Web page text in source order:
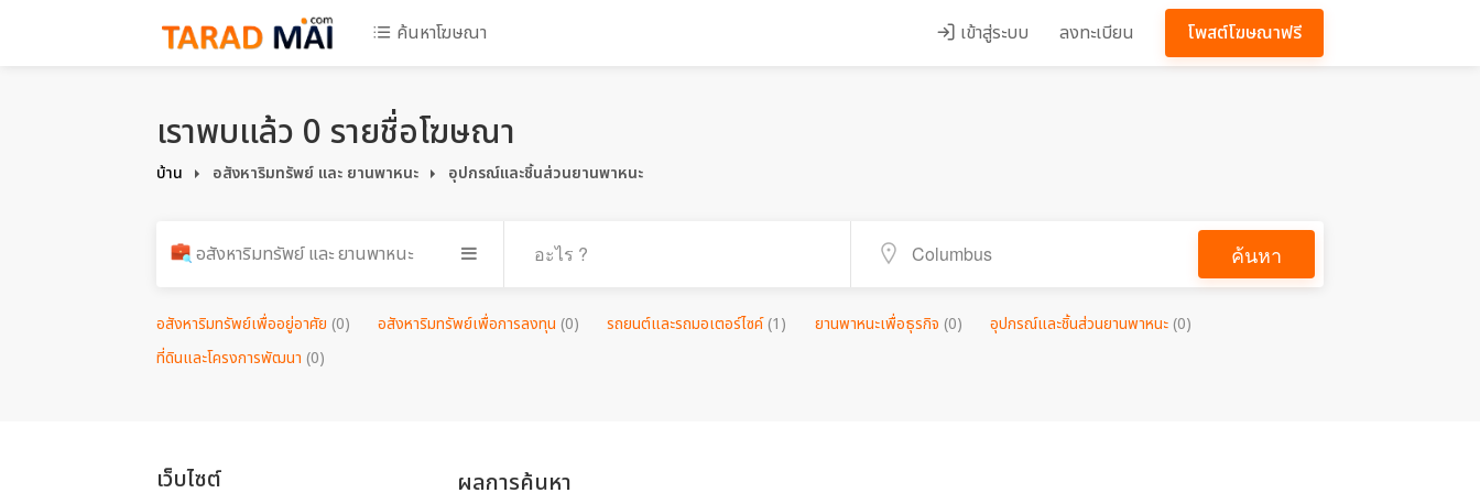
ค้นหาโฆษณา เข้าสู่ระบบ ลงทะเบียน โพสต์โฆษณาฟรี
เราพบแล้ว 0 รายชื่อโฆษณา
บ้าน อสังหาริมทรัพย์ และ ยานพาหนะ อุปกรณ์และชิ้นส่วนยานพาหนะ
อสังหาริมทรัพย์ และ ยานพาหนะ ค้นหา
อสังหาริมทรัพย์เพื่ออยู่อาศัย (0) อสังหาริมทรัพย์เพื่อการลงทุน(0) รถยนต์และรถมอเตอร์ไซค์(1) ยานพาหนะเพื่อธุรกิจ (0) อุปกรณ์และชิ้นส่วนยานพาหนะ(0)
ที่ดินและโครงการพัฒนา (0)
เว็บไซต์ ผลการค้นหา